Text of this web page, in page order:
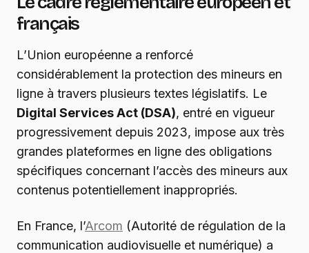
français
L’Union européenne a renforcé
considérablement la protection des mineurs en
ligne à travers plusieurs textes législatifs. Le
Digital Services Act (DSA), entré en vigueur
progressivement depuis 2023, impose aux très
grandes plateformes en ligne des obligations
spécifiques concernant l’accès des mineurs aux
contenus potentiellement inappropriés.
En France, l’Arcom (Autorité de régulation de la
communication audiovisuelle et numérique) a